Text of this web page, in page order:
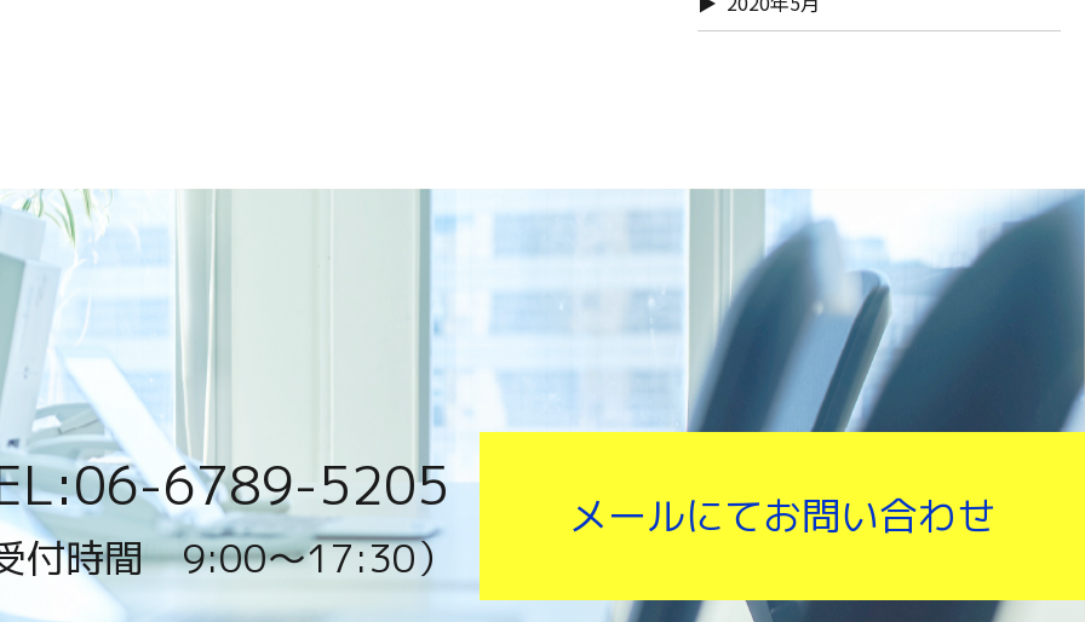
6789-5205
付時間 9:00〜17:30）
メールにてお問い合わせ